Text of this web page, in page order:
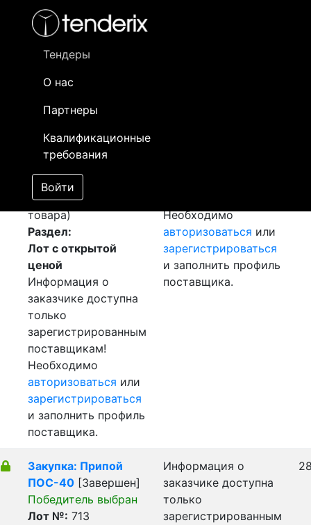
Тендеры
О нас
Партнеры
Квалификационные
требования
Войти
- активный лот
- сохраненный лот (не опубликован)
Закупка: Кабель ВВГ
[Завершен]
Победитель выбран
Лот №:714
АУКЦИОН (покупка
товара)
Раздел:
Лот с открытой
ценой
Информация о
заказчике доступна
только
зарегистрированным
поставщикам!
Необходимо
авторизоваться или
зарегистрироваться
и заполнить профиль
поставщика.
Необходимо
авторизоваться или
зарегистрироваться
и заполнить профиль
поставщика.
Закупка: Припой
ПОС-40 [Завершен]
Победитель выбран
Лот №: 713
Информация о
заказчике доступна
только
зарегистрированным